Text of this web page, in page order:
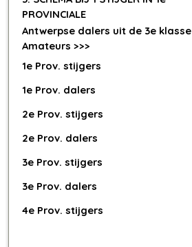
PROVINCIALE
Antwerpse dalers uit de 3e klasse
Amateurs >>>
1e Prov. stijgers
1e Prov. dalers
2e Prov. stijgers
2e Prov. dalers
3e Prov. stijgers
3e Prov. dalers
4e Prov. stijgers